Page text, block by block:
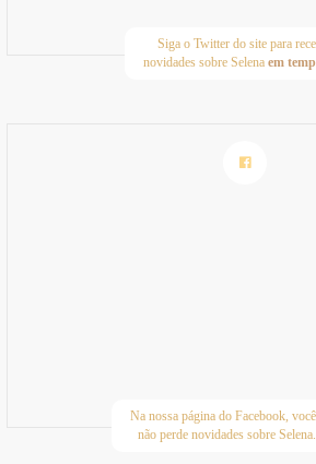
Siga o Twitter do site para
novidades sobre Selena em
Na nossa página do Facebook,
não perde novidades sobre